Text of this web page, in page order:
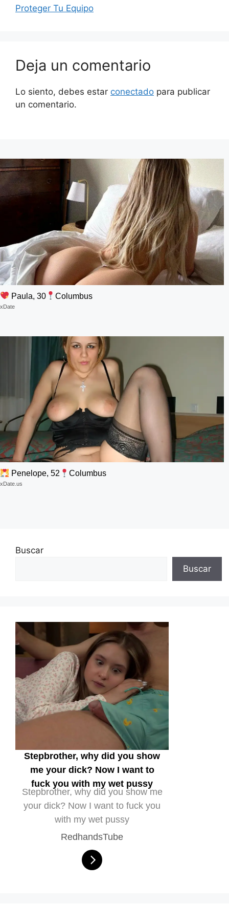
Proteger Tu Equipo
Deja un comentario
Lo siento, debes estar conectado para publicar
un comentario.
Paula, 30 Columbus
xDate
Penelope, 52 Columbus
xDate.us
Buscar
Buscar
Stepbrother, why did you show
me your dick? Now I want to
fuck you with my wet pussy
Stepbrother, why did you show me
your dick? Now I want to fuck you
with my wet pussy
RedhandsTube